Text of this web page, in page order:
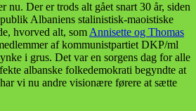
nu. Der er trods alt gået snart 30 år, siden
Albaniens stalinistisk-maoistiske
hvorved alt, som Annisette og Thomas
af kommunistpartiet DKP/ml
i grus. Det var en sorgens dag for alle
albanske folkedemokrati begyndte at
vi nu andre visionære førere at sætte